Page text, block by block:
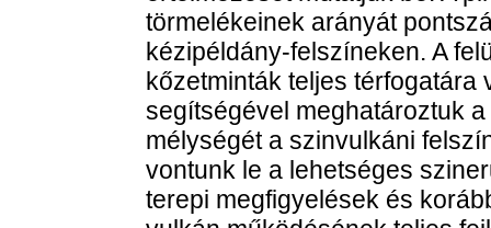
törmelékeinek arányát
kézipéldány-felszíneken. A
kőzetminták teljes térfogatára
segítségével meghatároztuk
mélységét a szinvulkáni
vontunk le a lehetséges
terepi megfigyelések és